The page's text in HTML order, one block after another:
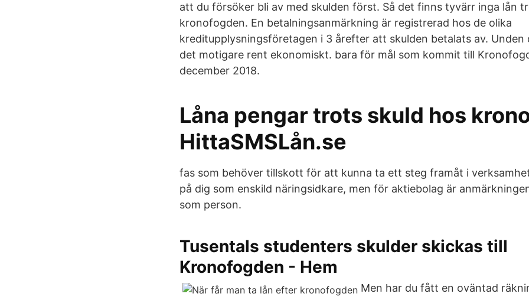
att du försöker bli av med skulden först. Så det finns tyvärr inga lån
kronofogden. En betalningsanmärkning är registrerad hos de olika
kreditupplysningsföretagen i 3 årefter att skulden betalats av. Unden
det motigare rent ekonomiskt. bara för mål som kommit till
december 2018.
Låna pengar trots skuld hos
HittaSMSLån.se
fas som behöver tillskott för att kunna ta ett steg framåt i
på dig som enskild näringsidkare, men för aktiebolag är
som person.
Tusentals studenters skulder skickas till
Kronofogden - Hem
Men har du fått en oväntad